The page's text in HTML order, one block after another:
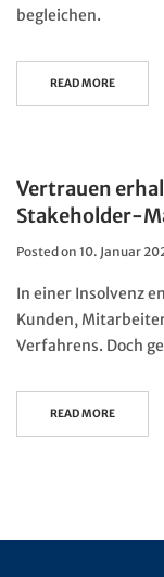
begleichen.
READ MORE
Vertrauen
Stakeholder-
Posted on 10. Januar
In einer Insolvenz
Kunden,
Verfahrens. Doch
READ MORE